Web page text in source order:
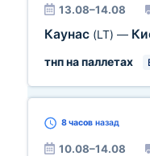
13.08–14.08
Каунас (LT) —
тнп на паллетах
8 часов назад
10.08–14.08